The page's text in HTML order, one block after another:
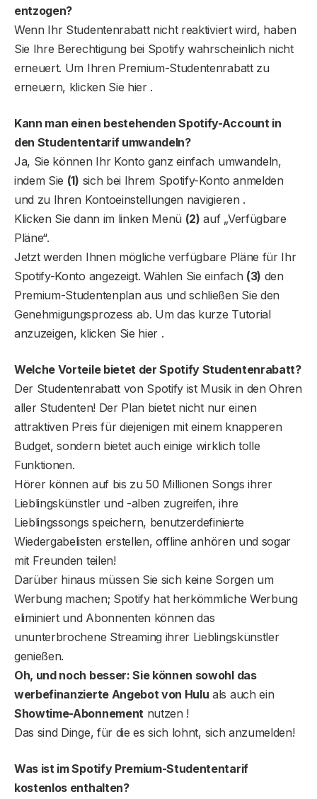
entzogen?
Wenn Ihr Studentenrabatt nicht reaktiviert wird, haben
Sie Ihre Berechtigung bei Spotify wahrscheinlich nicht
erneuert. Um Ihren Premium-Studentenrabatt zu
erneuern, klicken Sie hier .
Kann man einen bestehenden Spotify-Account in
den Studententarif umwandeln?
Ja, Sie können Ihr Konto ganz einfach umwandeln,
indem Sie (1) sich bei Ihrem Spotify-Konto anmelden
und zu Ihren Kontoeinstellungen navigieren .
Klicken Sie dann im linken Menü (2) auf „Verfügbare
Pläne“.
Jetzt werden Ihnen mögliche verfügbare Pläne für Ihr
Spotify-Konto angezeigt. Wählen Sie einfach (3) den
Premium-Studentenplan aus und schließen Sie den
Genehmigungsprozess ab. Um das kurze Tutorial
anzuzeigen, klicken Sie hier .
Welche Vorteile bietet der Spotify Studentenrabatt?
Der Studentenrabatt von Spotify ist Musik in den Ohren
aller Studenten! Der Plan bietet nicht nur einen
attraktiven Preis für diejenigen mit einem knapperen
Budget, sondern bietet auch einige wirklich tolle
Funktionen.
Hörer können auf bis zu 50 Millionen Songs ihrer
Lieblingskünstler und -alben zugreifen, ihre
Lieblingssongs speichern, benutzerdefinierte
Wiedergabelisten erstellen, offline anhören und sogar
mit Freunden teilen!
Darüber hinaus müssen Sie sich keine Sorgen um
Werbung machen; Spotify hat herkömmliche Werbung
eliminiert und Abonnenten können das
ununterbrochene Streaming ihrer Lieblingskünstler
genießen.
Oh, und noch besser: Sie können sowohl das
werbefinanzierte Angebot von Hulu als auch ein
Showtime-Abonnementnutzen !
Das sind Dinge, für die es sich lohnt, sich anzumelden!
Was ist im Spotify Premium-Studententarif
kostenlos enthalten?